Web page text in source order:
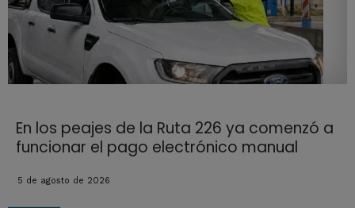
En los peajes de la Ruta 226 ya comenzó a
funcionar el pago electrónico manual
5 de agosto de 2026